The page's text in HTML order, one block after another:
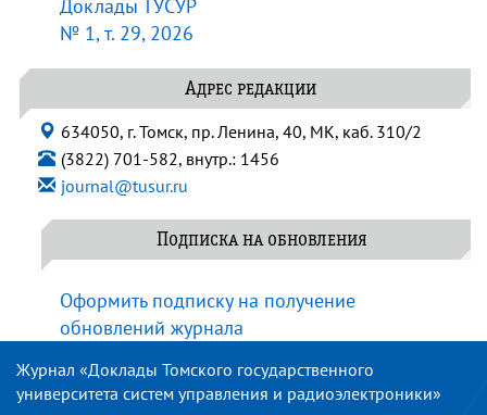
Доклады ТУСУР
№ 1, т. 29, 2026
Адрес редакции
634050, г. Томск, пр. Ленина, 40, МК, каб. 310/2
(3822) 701-582, внутр.: 1456
journal@tusur.ru
Подписка на обновления
Оформить подписку на получение
обновлений журнала
Журнал «Доклады Томского государственного
университета систем управления и радиоэлектроники»